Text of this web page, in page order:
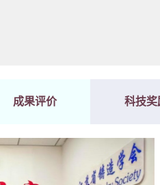
成果评价 科技奖